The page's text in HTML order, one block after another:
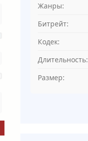
Жанры:
Битрейт:
Кодек:
Длительность:
Размер: